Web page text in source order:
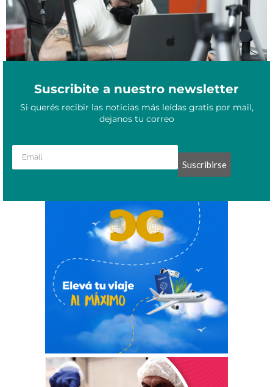
Suscribite a nuestro newsletter
Si querés recibir las noticias más leídas gratis por mail,
dejanos tu correo
Suscribirse